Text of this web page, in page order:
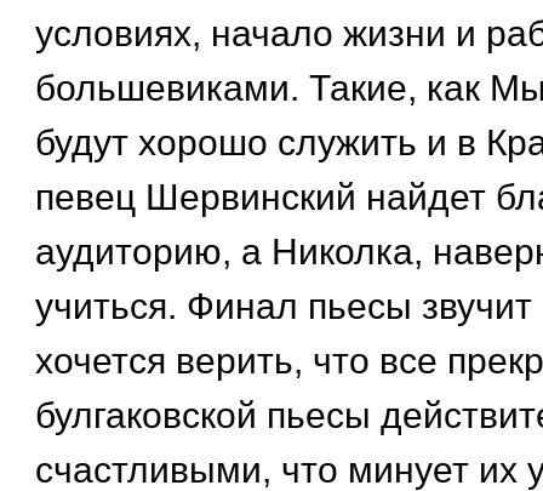
условиях, начало жизни и
большевиками. Такие, как
будут хорошо служить и в
певец Шервинский найдет
аудиторию, а Николка,
учиться. Финал пьесы
хочется верить, что все
булгаковской пьесы
счастливыми, что минует их